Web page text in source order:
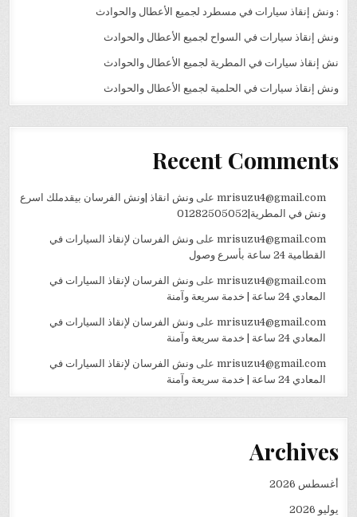
: ونش إنقاذ سيارات في مسطرد لجميع الأعطال والحوادث
ونش إنقاذ سيارات في السواح لجميع الأعطال والحوادث
نش إنقاذ سيارات في المطرية لجميع الأعطال والحوادث
ونش إنقاذ سيارات في الحلمية لجميع الأعطال والحوادث
Recent Comments
mrisuzu4@gmail.comعلى ونش انقاذ |ونش الفرسان بيقدملك اسرع
ونش في المطرية|01282505052
mrisuzu4@gmail.comعلى ونش الفرسان لإنقاذ السيارات في
القطامية 24 ساعة بأسرع وصول
mrisuzu4@gmail.comعلى ونش الفرسان لإنقاذ السيارات في
المعادي 24 ساعة | خدمة سريعة وآمنة
mrisuzu4@gmail.comعلى ونش الفرسان لإنقاذ السيارات في
المعادي 24 ساعة | خدمة سريعة وآمنة
mrisuzu4@gmail.comعلى ونش الفرسان لإنقاذ السيارات في
المعادي 24 ساعة | خدمة سريعة وآمنة
Archives
أغسطس 2026
يوليو 2026